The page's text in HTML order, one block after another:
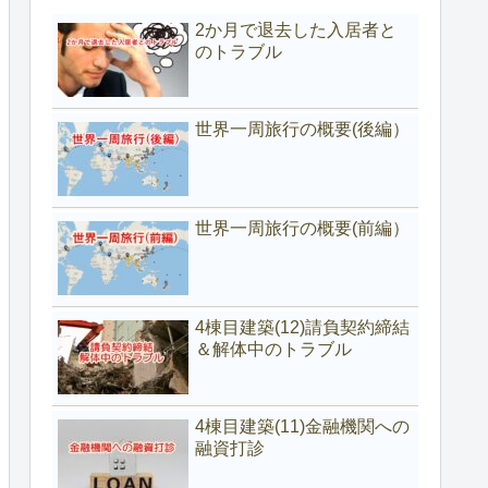
2か月で退去した入居者と
のトラブル
世界一周旅行の概要(後編）
世界一周旅行の概要(前編）
4棟目建築(12)請負契約締結
＆解体中のトラブル
4棟目建築(11)金融機関への
融資打診